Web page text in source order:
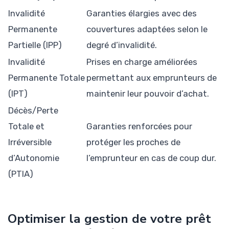
Invalidité
Permanente
Partielle (IPP)
Garanties élargies avec des
couvertures adaptées selon le
degré d’invalidité.
Invalidité
Permanente Totale
(IPT)
Prises en charge améliorées
permettant aux emprunteurs de
maintenir leur pouvoir d’achat.
Décès/Perte
Totale et
Irréversible
d’Autonomie
(PTIA)
Garanties renforcées pour
protéger les proches de
l’emprunteur en cas de coup dur.
Optimiser la gestion de votre prêt